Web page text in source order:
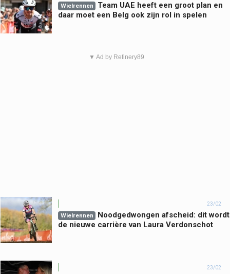
Wielrennen
Team UAE heeft een groot plan en
daar moet een Belg ook zijn rol in spelen
▼ Ad by Refinery89
23/02
Wielrennen
Noodgedwongen afscheid: dit wordt
de nieuwe carrière van Laura Verdonschot
23/02